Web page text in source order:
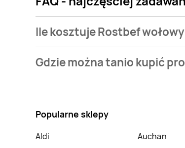
Ile kosztuje Rostbef
wołowy kosztuje od 34,99 zł do 59,9 zł.
Gdzie można tanio kupić
Popularne sklepy
Aldi Auchan